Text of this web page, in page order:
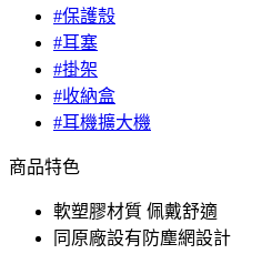
#保護殼
#耳塞
#掛架
#收納盒
#耳機擴大機
商品特色
軟塑膠材質 佩戴舒適
同原廠設有防塵網設計